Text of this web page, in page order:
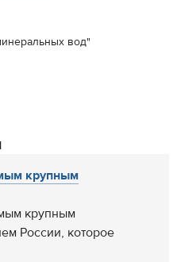
вод"
крупным
крупным
России, которое